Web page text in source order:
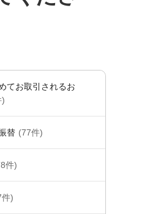
てお取引されるお
)
替 (77件)
件)
)